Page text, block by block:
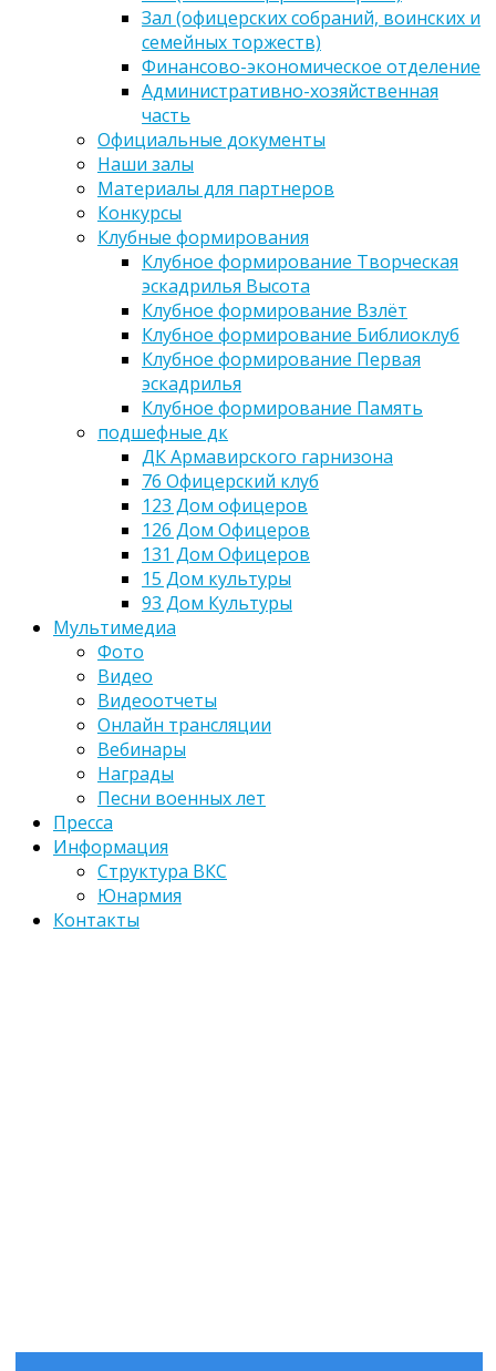
Зал (офицерских собраний, воинских и
семейных торжеств)
Финансово-экономическое отделение
Административно-хозяйственная
часть
Официальные документы
Наши залы
Материалы для партнеров
Конкурсы
Клубные формирования
Клубное формирование Творческая
эскадрилья Высота
Клубное формирование Взлёт
Клубное формирование Библиоклуб
Клубное формирование Первая
эскадрилья
Клубное формирование Память
подшефные дк
ДК Армавирского гарнизона
76 Офицерский клуб
123 Дом офицеров
126 Дом Офицеров
131 Дом Офицеров
15 Дом культуры
93 Дом Культуры
Мультимедиа
Фото
Видео
Видеоотчеты
Онлайн трансляции
Вебинары
Награды
Песни военных лет
Пресса
Информация
Структура ВКС
Юнармия
Контакты